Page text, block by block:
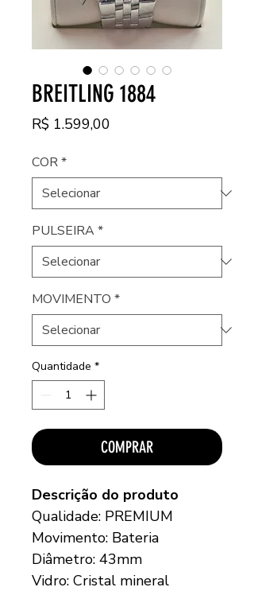
BREITLING 1884
R$ 1.599,00
COR*
PULSEIRA*
MOVIMENTO *
Quantidade *
COMPRAR
Descrição do produto
Qualidade: PREMIUM
Movimento: Bateria
Diâmetro: 43mm
Vidro: Cristal mineral